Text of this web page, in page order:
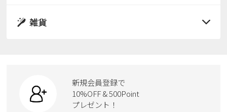
スニーカー
カジュアルシューズ
ワークシューズ
ローファー
サンダル
スクール
ボディバッグ
ハンドバッグ
雑貨
ケア用品
新規会員登録で
10%OFF & 500Point
プレゼント！